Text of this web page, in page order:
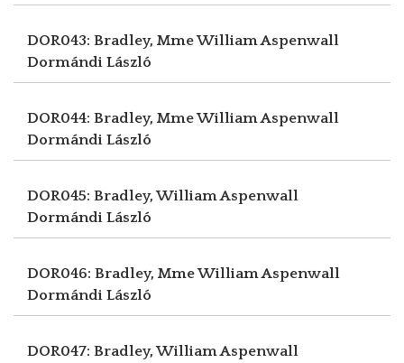
DOR043: Bradley, Mme William Aspenwall
Dormándi László
DOR044: Bradley, Mme William Aspenwall
Dormándi László
DOR045: Bradley, William Aspenwall
Dormándi László
DOR046: Bradley, Mme William Aspenwall
Dormándi László
DOR047: Bradley, William Aspenwall